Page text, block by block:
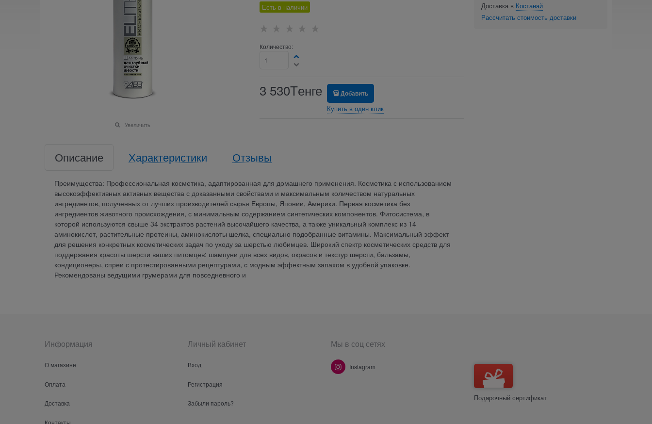
Увеличить
Есть в наличии
Количество:
3 530Tенге Добавить
Купить в один клик
Описание Характеристики Отзывы
Преимущества: Профессиональная косметика, адаптированная для домашнего применения. Косметика с использованием
высокоэффективных активных вещества с доказанными свойствами и максимальным количеством натуральных
ингредиентов, полученных от лучших производителей сырья Европы, Японии, Америки. Первая косметика без
ингредиентов животного происхождения, с минимальным содержанием синтетических компонентов. Фитосистема, в
которой используются свыше 34 экстрактов растений высочайшего качества, а также уникальный комплекс из 14
аминокислот, растительные протеины, аминокислоты шелка, специально подобранные витамины. Максимальный эффект
для решения конкретных косметических задач по уходу за шерстью любимцев. Широкий спектр косметических средств для
поддержания красоты шерсти ваших питомцев: шампуни для всех видов, окрасов и текстур шерсти, бальзамы,
кондиционеры, спреи с протестированными рецептурами, с модным эффектным запахом в удобной упаковке.
Рекомендованы ведущими грумерами для повседневного и
Доставка в Костанай
Рассчитать стоимость доставки
Информация
О магазине
Оплата
Доставка
Личный кабинет
Вход
Регистрация
Забыли пароль?
Мы в соц сетях
Instagram
Подарочный сертификат